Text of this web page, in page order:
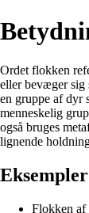
Ordet flokken
eller bevæger sig
en gruppe af dyr
menneskelig
også bruges
lignende
Flokken af